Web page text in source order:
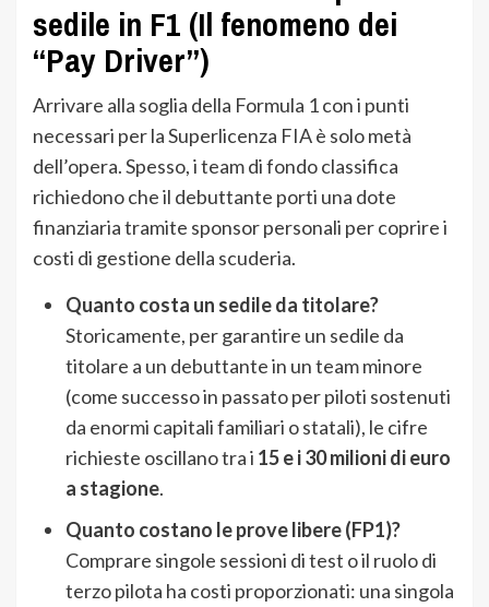
sedile in F1 (Il fenomeno dei
“Pay Driver”)
Arrivare alla soglia della Formula 1 con i punti
necessari per la Superlicenza FIA è solo metà
dell’opera. Spesso, i team di fondo classifica
richiedono che il debuttante porti una dote
finanziaria tramite sponsor personali per coprire i
costi di gestione della scuderia.
Quanto costa un sedile da titolare?
Storicamente, per garantire un sedile da
titolare a un debuttante in un team minore
(come successo in passato per piloti sostenuti
da enormi capitali familiari o statali), le cifre
richieste oscillano tra i 15 e i 30 milioni di euro
a stagione.
Quanto costano le prove libere (FP1)?
Comprare singole sessioni di test o il ruolo di
terzo pilota ha costi proporzionati: una singola